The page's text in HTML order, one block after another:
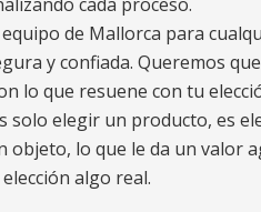
de Mallorca para
y confiada. Queremos
lo que resuene con tu
solo elegir un producto, es
lo que le da un valor
algo real.